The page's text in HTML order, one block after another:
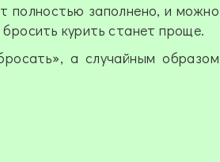
полностью заполнено, и можно
курить станет проще.
а случайным образом